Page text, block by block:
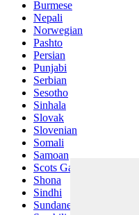
Burmese
Nepali
Norwegian
Pashto
Persian
Punjabi
Serbian
Sesotho
Sinhala
Slovak
Slovenian
Somali
Samoan
Scots Gaelic
Shona
Sindhi
Sundanese